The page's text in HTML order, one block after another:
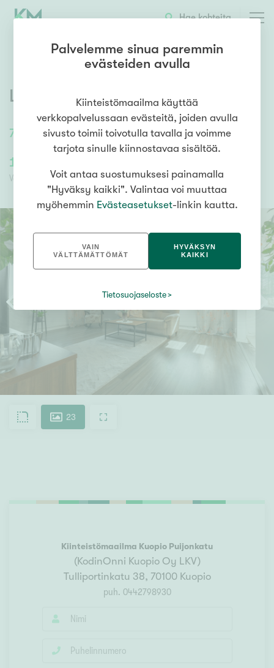
Hae kohteita
72 /72m² 3h, k
Lohkaretie 11,Särkiniemi
118 500,00 €
Velaton hinta Myyntihinta
23
Kiinteistömaailma Kuopio Puijonkatu
(KodinOnni Kuopio Oy LKV)
Tulliportinkatu 38, 70100 Kuopio
puh. 0442798930
Palvelemme sinua paremmin
evästeiden avulla
Kiinteistömaailma käyttää
verkkopalvelussaan evästeitä, joiden avulla
sivusto toimii toivotulla tavalla ja voimme
tarjota sinulle kiinnostavaa sisältöä.
Voit antaa suostumuksesi painamalla
"Hyväksy kaikki". Valintaa voi muuttaa
myöhemmin Evästeasetukset-linkin kautta.
VAIN
VÄLTTÄMÄTTÖMÄT
HYVÄKSYN
KAIKKI
Tietosuojaseloste